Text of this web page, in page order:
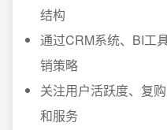
结构
通过CRM系统、BI工
销策略
关注用户活跃度、复
和服务